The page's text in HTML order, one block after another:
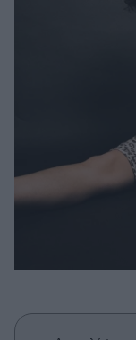
Woman
Real Women
Πρόσωπα
Συνεντεύξεις
True Stories
Ask the Guru